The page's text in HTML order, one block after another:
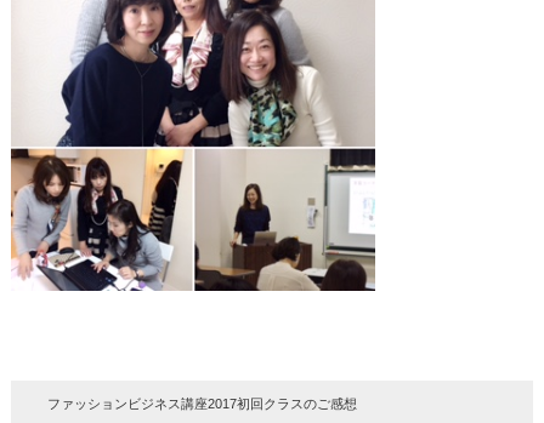
ファッションビジネス講座2017初回クラスのご感想